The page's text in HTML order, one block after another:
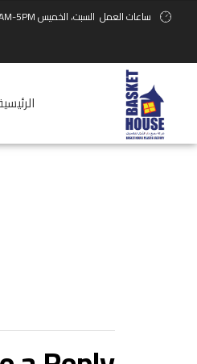
ساعات العمل السبت، الخميس 8AM-5PM